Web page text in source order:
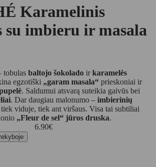
Karamelinis
su imbieru ir masala
tobulas baltojo šokolado ir karamelės
egzotiški „garam masala“ prieskoniai ir
. Saldumui atsvarą suteikia gaivūs bei
. Dar daugiau malonumo – imbierinių
viduje, tiek ant viršaus. Visa tai subtiliai
„Fleur de sel“ jūros druska.
6.90€